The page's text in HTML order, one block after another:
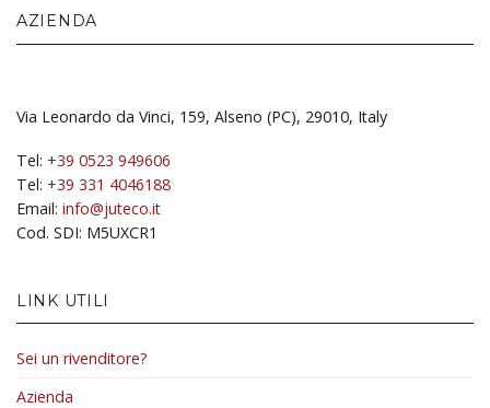
AZIENDA
Via Leonardo da Vinci, 159, Alseno (PC), 29010, Italy
Tel: +39 0523 949606
Tel: +39 331 4046188
Email: info@juteco.it
Cod. SDI: M5UXCR1
LINK UTILI
Sei un rivenditore?
Azienda